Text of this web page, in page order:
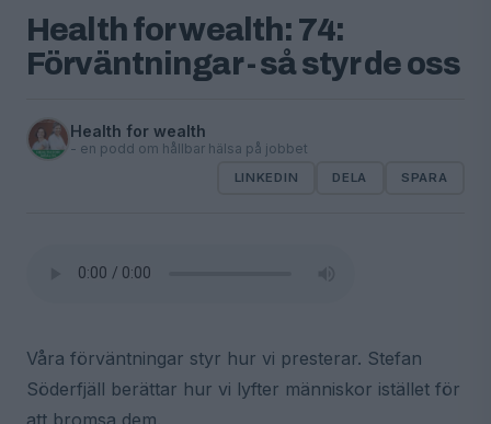
Health for wealth: 74:
Förväntningar - så styr de oss
Health for wealth
- en podd om hållbar hälsa på jobbet
LINKEDIN DELA SPARA
Våra förväntningar styr hur vi presterar. Stefan
Söderfjäll berättar hur vi lyfter människor istället för
att bromsa dem.